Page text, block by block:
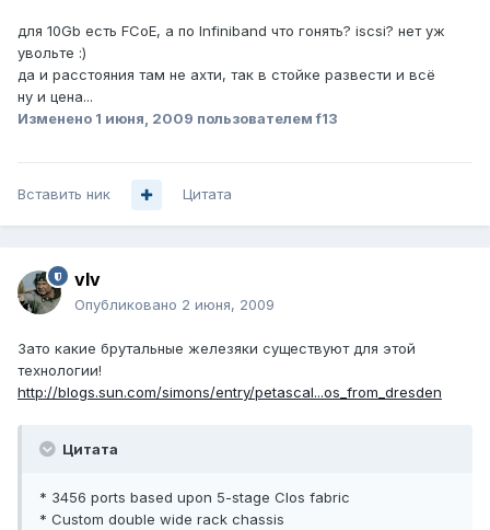
для 10Gb есть FCoE, а по Infiniband что гонять? iscsi? нет уж
увольте :)
да и расстояния там не ахти, так в стойке развести и всё
ну и цена...
Изменено 1 июня, 2009 пользователем f13
Вставить ник Цитата
vIv
Опубликовано 2 июня, 2009
Зато какие брутальные железяки существуют для этой
технологии!
http://blogs.sun.com/simons/entry/petascal...os_from_dresden
Цитата
* 3456 ports based upon 5-stage Clos fabric
* Custom double wide rack chassis